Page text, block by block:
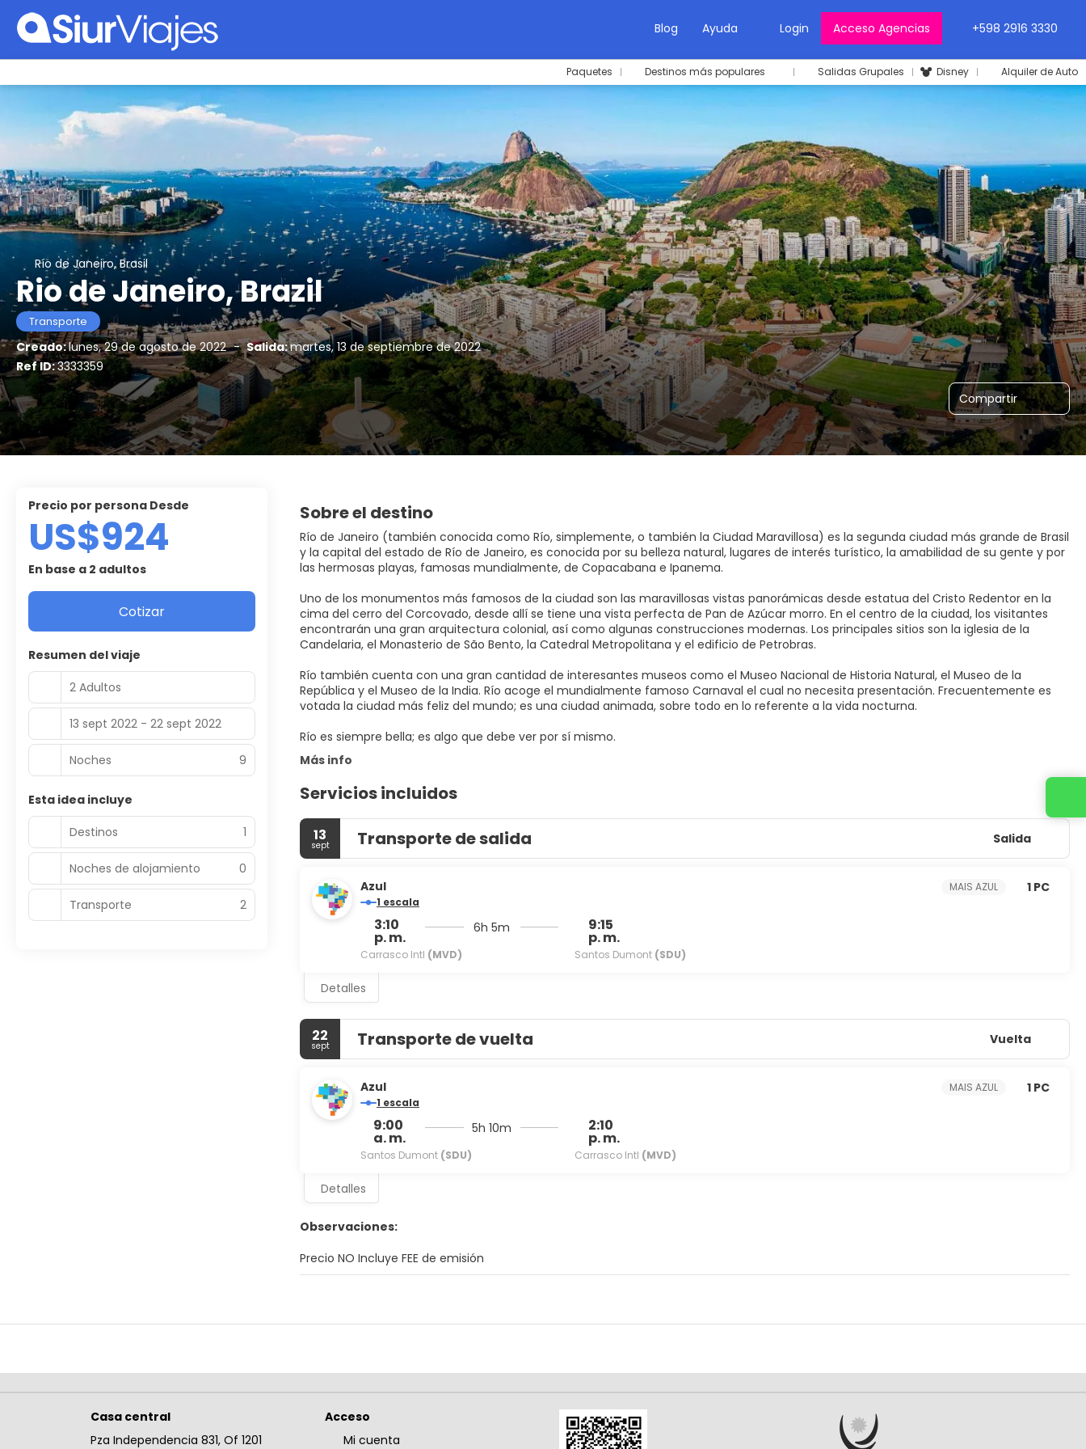
Blog Ayuda Login Acceso Agencias +598 2916 3330
Paquetes Destinos más populares Salidas Grupales Disney Alquiler de Auto
Río de Janeiro, Brasil
Rio de Janeiro, Brazil
Transporte
Creado:lunes, 29 de agosto de 2022 - Salida:martes, 13 de septiembre de 2022
Ref ID:3333359
Compartir
Sobre el destino
Río de Janeiro (también conocida como Río, simplemente, o también la Ciudad Maravillosa) es la segunda ciudad más grande de Brasil
y la capital del estado de Río de Janeiro, es conocida por su belleza natural, lugares de interés turístico, la amabilidad de su gente y por
las hermosas playas, famosas mundialmente, de Copacabana e Ipanema.
Uno de los monumentos más famosos de la ciudad son las maravillosas vistas panorámicas desde estatua del Cristo Redentor en la
cima del cerro del Corcovado, desde allí se tiene una vista perfecta de Pan de Azúcar morro. En el centro de la ciudad, los visitantes
encontrarán una gran arquitectura colonial, así como algunas construcciones modernas. Los principales sitios son la iglesia de la
Candelaria, el Monasterio de São Bento, la Catedral Metropolitana y el edificio de Petrobras.
Río también cuenta con una gran cantidad de interesantes museos como el Museo Nacional de Historia Natural, el Museo de la
República y el Museo de la India. Río acoge el mundialmente famoso Carnaval el cual no necesita presentación. Frecuentemente es
votada la ciudad más feliz del mundo; es una ciudad animada, sobre todo en lo referente a la vida nocturna.
Río es siempre bella; es algo que debe ver por sí mismo.
Más info
Servicios incluidos
13
sept Transporte de salida Salida
Azul
1 escala
3:10
p. m.
Carrasco Intl (MVD)
6h 5m 9:15
p. m.
Santos Dumont (SDU)
MAIS AZUL 1 PC
Detalles
22
sept Transporte de vuelta Vuelta
Azul
1 escala
9:00
a. m.
Santos Dumont (SDU)
5h 10m 2:10
p. m.
Carrasco Intl (MVD)
MAIS AZUL 1 PC
Detalles
Observaciones:
Precio NO Incluye FEE de emisión
precio por persona Desde
US$924
En base a 2 adultos
Cotizar
Resumen del viaje
2 Adultos
13 sept 2022 - 22 sept 2022
Noches 9
Esta idea incluye
Destinos
1
Noches de alojamiento 0
Transporte 2
Casa central
Pza Independencia 831, Of 1201
Acceso
Mi cuenta